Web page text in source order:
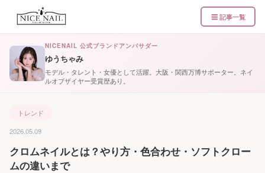
☰ 記事一覧
NICENAIL 公式ブランドアンバサダー
ゆうちゃみ
モデル・タレント・女優として活躍。大阪・関西万博サポーター。ネイ
ルオブザイヤー受賞歴あり。
トレンド
2026.05.09
クロムネイルとは？やり方・色合わせ・ソフトクロー
ムの違いまで